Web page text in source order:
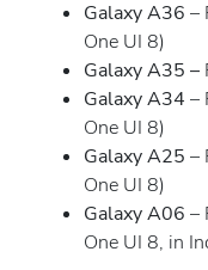
Galaxy A36 –
One UI 8)
Galaxy A35 –
Galaxy A34 –
One UI 8)
Galaxy A25 –
One UI 8)
Galaxy A06 –
One UI 8, in